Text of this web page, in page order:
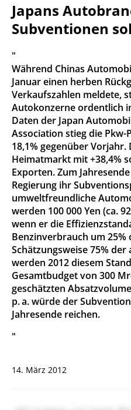
Japans
Subventionen
"
Während Chinas
Januar einen herben
Verkaufszahlen meldete,
Autokonzerne ordentlich
Daten der Japan
Association stieg die
18,1% gegenüber Vorjahr.
Heimatmarkt mit +38,4%
Exporten. Zum
Regierung ihr
umweltfreundliche
werden 100 000 Yen (ca.
wenn er die
Benzinverbrauch um
Schätzungsweise 75%
werden 2012 diesem
Gesamtbudget von 300
geschätzten
p. a. würde der
Jahresende reichen.
"
14. März 2012